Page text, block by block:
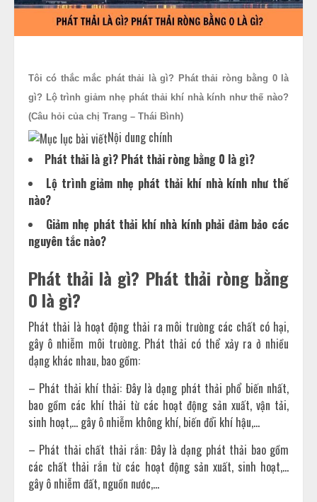
Tôi có thắc mắc phát thải là gì? Phát thải ròng bằng 0 là
gì? Lộ trình giảm nhẹ phát thải khí nhà kính như thế nào?
(Câu hỏi của chị Trang – Thái Bình)
Nội dung chính
Phát thải là gì? Phát thải ròng bằng 0 là gì?
Lộ trình giảm nhẹ phát thải khí nhà kính như thế
nào?
Giảm nhẹ phát thải khí nhà kính phải đảm bảo các
nguyên tắc nào?
Phát thải là gì? Phát thải ròng bằng
0 là gì?
Phát thải là hoạt động thải ra môi trường các chất có hại,
gây ô nhiễm môi trường. Phát thải có thể xảy ra ở nhiều
dạng khác nhau, bao gồm:
– Phát thải khí thải: Đây là dạng phát thải phổ biến nhất,
bao gồm các khí thải từ các hoạt động sản xuất, vận tải,
sinh hoạt,… gây ô nhiễm không khí, biến đổi khí hậu,…
– Phát thải chất thải rắn: Đây là dạng phát thải bao gồm
các chất thải rắn từ các hoạt động sản xuất, sinh hoạt,…
gây ô nhiễm đất, nguồn nước,…